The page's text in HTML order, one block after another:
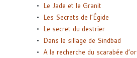
Le Jade et le Granit
Les Secrets de l’Égide
Le secret du destrier
Dans le sillage de Sindbad
A la recherche du scarabée d’or